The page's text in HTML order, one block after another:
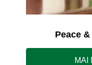
Peace
MAI